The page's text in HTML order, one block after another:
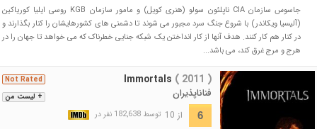
جاسوس سازمان CIA ناپلئون سولو (هنری کویل) و مامور سازمان KGB روسی ایلیا کوریاکین
(آلیسیا ویکاندر) با شروع جنگ سرد مجبور می شوند تا دشمنی های کشورهایشان را کنار بگذارند و
در کنار هم کار کنند. هدف آنها از کار انداختن یک شبکه جنایی خطرناک که می خواهد تا جهان را در
هرج و مرج غرق کند، می باشد...
+ لیست من
Not Rated Immortals ( 2011 )
فناناپذیران
6 از 10 توسط 182,638 نفر در